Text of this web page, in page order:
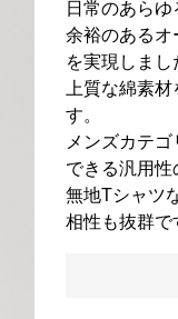
日常のあらゆ
余裕のあるオ
を実現しまし
上質な綿素
す。
メンズカテ
できる汎用性
無地Tシャツ
相性も抜群で